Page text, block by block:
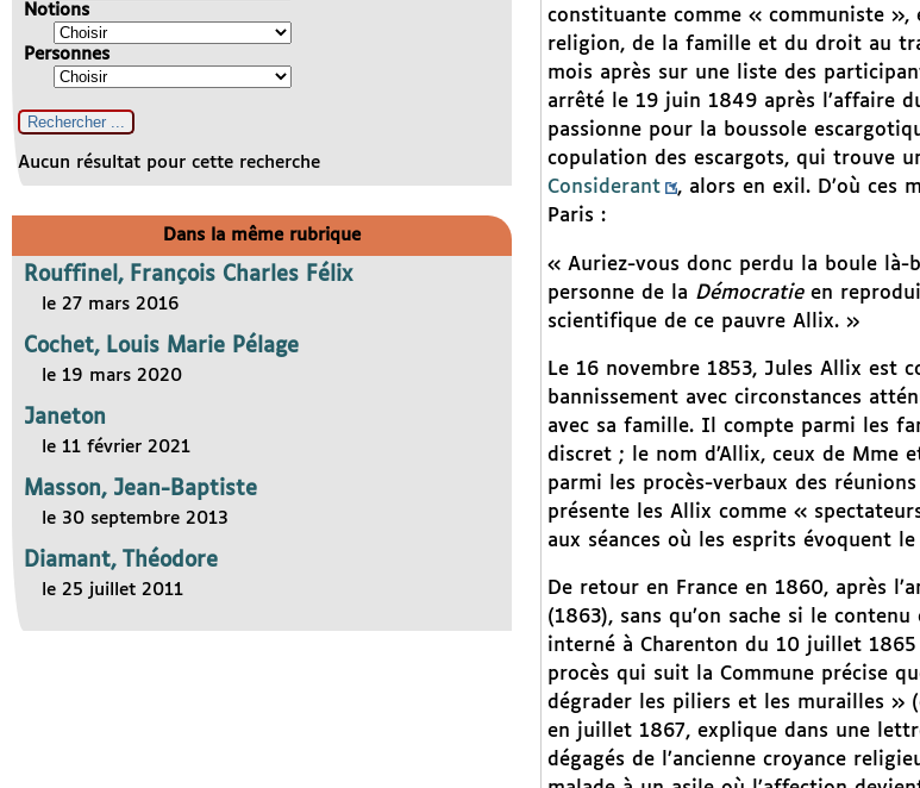
constituante comme « communiste
religion, de la famille et du droit au
mois après sur une liste des
arrêté le 19 juin 1849 après l’affaire
passionne pour la boussole
copulation des escargots, qui trouve
Considerant
, alors en exil. D’où ces
Paris :
« Auriez-vous donc perdu la boule là-
personne de la Démocratieen
scientifique de ce pauvre Allix. »
Le 16 novembre 1853, Jules Allix est
bannissement avec circonstances
avec sa famille. Il compte parmi les
discret ; le nom d’Allix, ceux de Mme
parmi les procès-verbaux des
présente les Allix comme «
aux séances où les esprits évoquent
De retour en France en 1860, après
(1863), sans qu’on sache si le
interné à Charenton du 10 juillet
procès qui suit la Commune précise
dégrader les piliers et les murailles »
en juillet 1867, explique dans une
dégagés de l’ancienne croyance
Notions
Personnes
Aucun résultat pour cette recherche
Dans la même rubrique
Rouffinel, François Charles Félix
le 27 mars 2016
Cochet, Louis Marie Pélage
le 19 mars 2020
Janeton
le 11 février 2021
Masson, Jean-Baptiste
le 30 septembre 2013
Diamant, Théodore
le 25 juillet 2011